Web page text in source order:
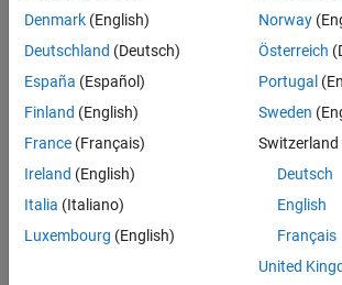
Denmark (English)
Deutschland (Deutsch)
España (Español)
Finland (English)
France (Français)
Ireland (English)
Italia (Italiano)
Luxembourg (English)
Norway
Österreich
Portugal
Sweden
Switzerland
Deutsch
English
Français
United
Centro di fiducia
Informativa sulla
Antipirateria
Stato dell'applicazione
© 1994-2026 The MathWorks, Inc.